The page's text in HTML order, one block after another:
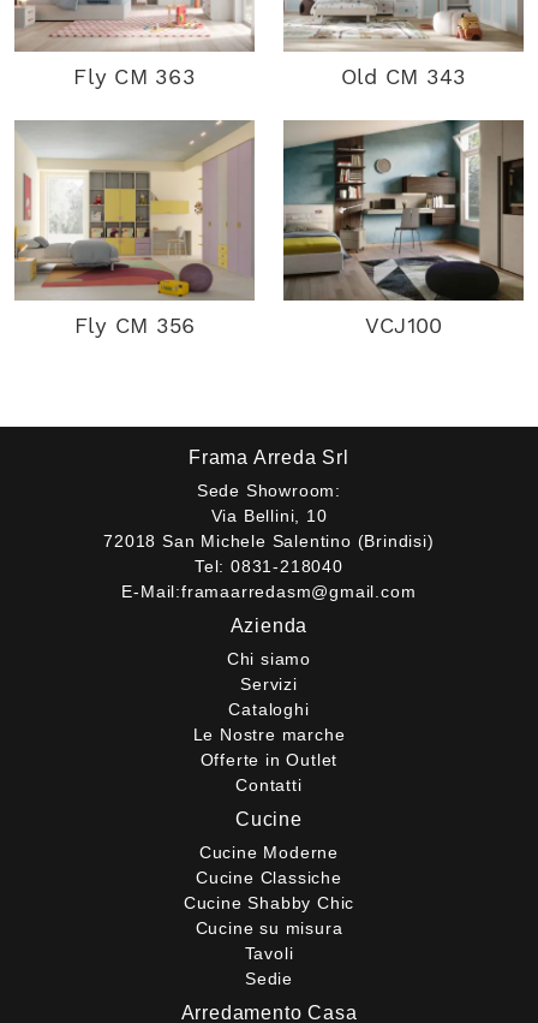
Fly CM 363 Old CM 343
Fly CM 356 VCJ100
Frama Arreda Srl
Sede Showroom:
Via Bellini, 10
72018 San Michele Salentino (Brindisi)
Tel: 0831-218040
E-Mail:framaarredasm@gmail.com
Azienda
Chi siamo
Servizi
Cataloghi
Le Nostre marche
Offerte in Outlet
Contatti
Cucine
Cucine Moderne
Cucine Classiche
Cucine Shabby Chic
Cucine su misura
Tavoli
Sedie
Arredamento Casa